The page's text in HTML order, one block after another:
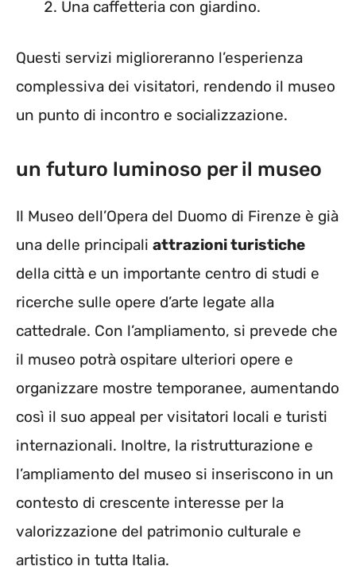
Una caffetteria con giardino.
Questi servizi miglioreranno l’esperienza
complessiva dei visitatori, rendendo il museo
un punto di incontro e socializzazione.
un futuro luminoso per il museo
Il Museo dell’Opera del Duomo di Firenze è già
una delle principali attrazioni turistiche
della città e un importante centro di studi e
ricerche sulle opere d’arte legate alla
cattedrale. Con l’ampliamento, si prevede che
il museo potrà ospitare ulteriori opere e
organizzare mostre temporanee, aumentando
così il suo appeal per visitatori locali e turisti
internazionali. Inoltre, la ristrutturazione e
l’ampliamento del museo si inseriscono in un
contesto di crescente interesse per la
valorizzazione del patrimonio culturale e
artistico in tutta Italia.